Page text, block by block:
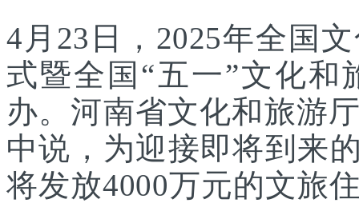
4月23日，2025年全国
式暨全国“五一”文化
办。河南省文化和旅游
中说，为迎接即将到来
将发放4000万元的文旅